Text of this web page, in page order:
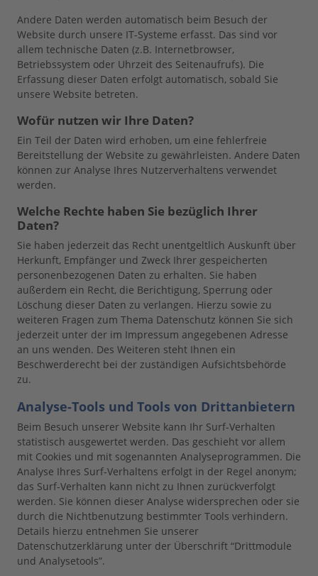
Andere Daten werden automatisch beim Besuch der
Website durch unsere IT-Systeme erfasst. Das sind vor
allem technische Daten (z.B. Internetbrowser,
Betriebssystem oder Uhrzeit des Seitenaufrufs). Die
Erfassung dieser Daten erfolgt automatisch, sobald Sie
unsere Website betreten.
Wofür nutzen wir Ihre Daten?
Ein Teil der Daten wird erhoben, um eine fehlerfreie
Bereitstellung der Website zu gewährleisten. Andere Daten
können zur Analyse Ihres Nutzerverhaltens verwendet
werden.
Welche Rechte haben Sie bezüglich Ihrer
Daten?
Sie haben jederzeit das Recht unentgeltlich Auskunft über
Herkunft, Empfänger und Zweck Ihrer gespeicherten
personenbezogenen Daten zu erhalten. Sie haben
außerdem ein Recht, die Berichtigung, Sperrung oder
Löschung dieser Daten zu verlangen. Hierzu sowie zu
weiteren Fragen zum Thema Datenschutz können Sie sich
jederzeit unter der im Impressum angegebenen Adresse
an uns wenden. Des Weiteren steht Ihnen ein
Beschwerderecht bei der zuständigen Aufsichtsbehörde
zu.
Analyse-Tools und Tools von Drittanbietern
Beim Besuch unserer Website kann Ihr Surf-Verhalten
statistisch ausgewertet werden. Das geschieht vor allem
mit Cookies und mit sogenannten Analyseprogrammen. Die
Analyse Ihres Surf-Verhaltens erfolgt in der Regel anonym;
das Surf-Verhalten kann nicht zu Ihnen zurückverfolgt
werden. Sie können dieser Analyse widersprechen oder sie
durch die Nichtbenutzung bestimmter Tools verhindern.
Details hierzu entnehmen Sie unserer
Datenschutzerklärung unter der Überschrift “Drittmodule
und Analysetools”.